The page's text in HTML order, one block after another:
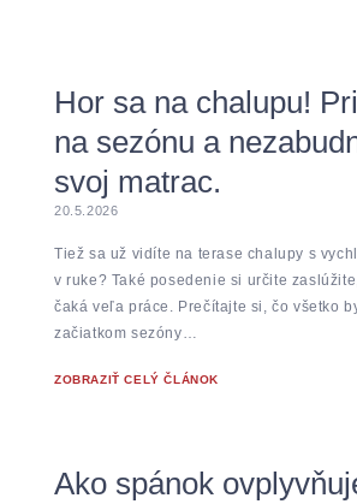
Hor sa na chalupu!
na sezónu a
svoj matrac.
20.5.2026
Tiež sa už vidíte na terase chalupy s
v ruke? Také posedenie si určite
čaká veľa práce. Prečítajte si, čo všetko
začiatkom sezóny…
ZOBRAZIŤ CELÝ ČLÁNOK
Ako spánok